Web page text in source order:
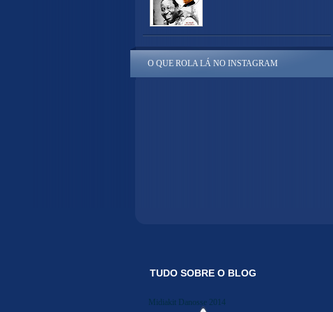
O QUE ROLA LÁ NO INSTAGRAM
TUDO SOBRE O BLOG
Midiakit Danosse 2014